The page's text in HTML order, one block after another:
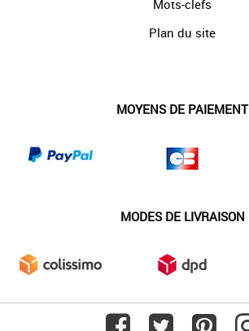
Mots-clefs
Plan du site
MOYENS DE PAIEMENT
MODES DE LIVRAISON